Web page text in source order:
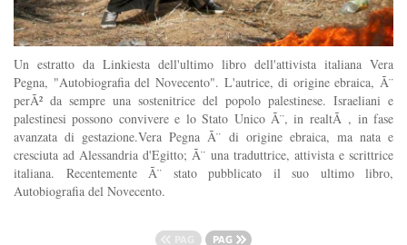
Un estratto da Linkiesta dell'ultimo libro dell'attivista italiana Vera
Pegna, "Autobiografia del Novecento". L'autrice, di origine ebraica, Ã¨
perÃ² da sempre una sostenitrice del popolo palestinese. Israeliani e
palestinesi possono convivere e lo Stato Unico Ã¨, in realtÃ , in fase
avanzata di gestazione.Vera Pegna Ã¨ di origine ebraica, ma nata e
cresciuta ad Alessandria d'Egitto; Ã¨ una traduttrice, attivista e scrittrice
italiana. Recentemente Ã¨ stato pubblicato il suo ultimo libro,
Autobiografia del Novecento.